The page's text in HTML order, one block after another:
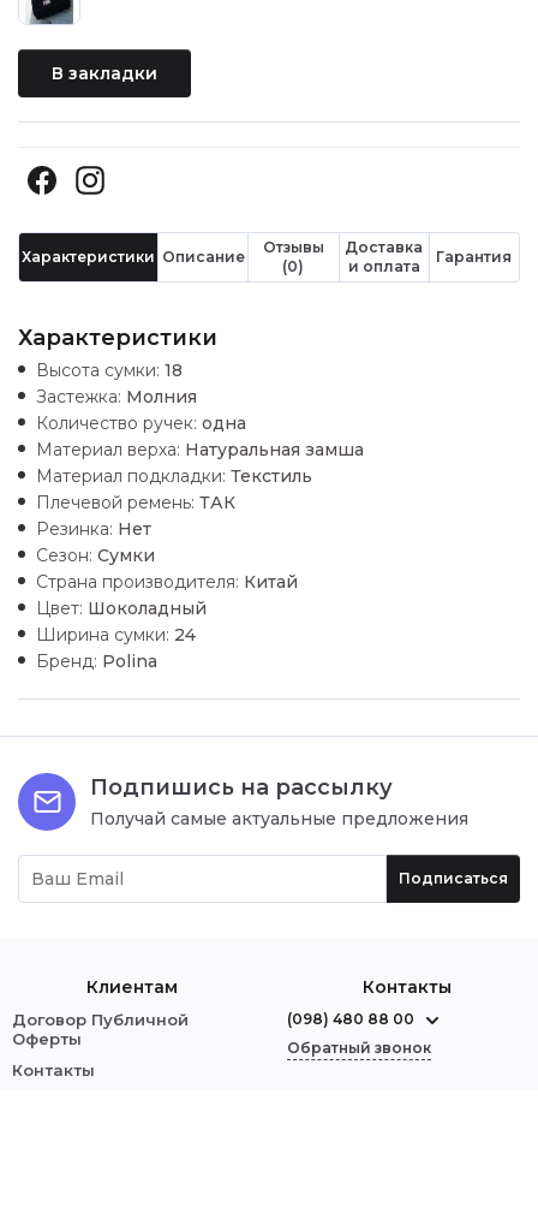
В закладки
Характеристики Описание
Отзывы
(0)
Доставка
и оплата
Гарантия
Характеристики
Высота сумки: 18
Застежка: Молния
Количество ручек: одна
Материал верха: Натуральная замша
Материал подкладки: Текстиль
Плечевой ремень: ТАК
Резинка: Нет
Сезон: Сумки
Страна производителя: Китай
Цвет: Шоколадный
Ширина сумки: 24
Бренд: Polina
Подпишись на рассылку
Получай самые актуальные предложения
Подписаться
Клиентам
Договор Публичной
Оферты
Контакты
Контакты
(098) 480 88 00
Обратный звонок